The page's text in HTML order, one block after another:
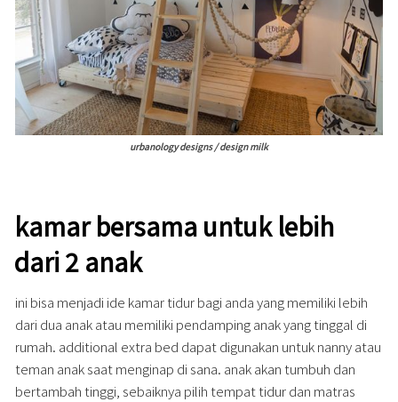
urbanology designs / design milk
kamar bersama untuk lebih
dari 2 anak
ini bisa menjadi ide kamar tidur bagi anda yang memiliki lebih
dari dua anak atau memiliki pendamping anak yang tinggal di
rumah. additional extra bed dapat digunakan untuk nanny atau
teman anak saat menginap di sana. anak akan tumbuh dan
bertambah tinggi, sebaiknya pilih tempat tidur dan matras